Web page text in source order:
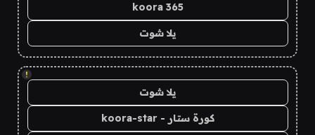
koora 365
يلا شوت
!
يلا شوت
كورة ستار - koora-star